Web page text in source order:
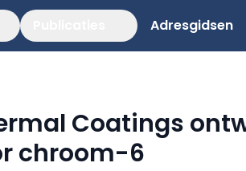
Adresgidsen
Coatings
chroom-6